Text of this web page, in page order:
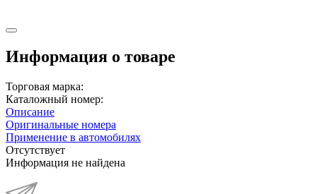
Информация о товаре
Торговая марка:
Каталожный номер:
Описание
Оригинальные номера
Применение в автомобилях
Отсутствует
Информация не найдена